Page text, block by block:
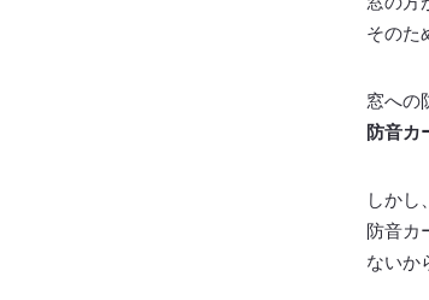
そのた
窓への
防音カ
しかし
防音カ
ないか